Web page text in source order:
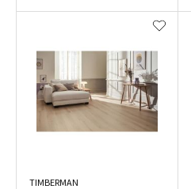
TIMBERMAN